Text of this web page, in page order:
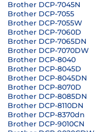
Brother DCP-7045N
Brother DCP-7055
Brother DCP-7055W
Brother DCP-7060D
Brother DCP-7065DN
Brother DCP-7070DW
Brother DCP-8040
Brother DCP-8045D
Brother DCP-8045DN
Brother DCP-8070D
Brother DCP-8085DN
Brother DCP-8110DN
Brother DCP-8370dn
Brother DCP-9010CN